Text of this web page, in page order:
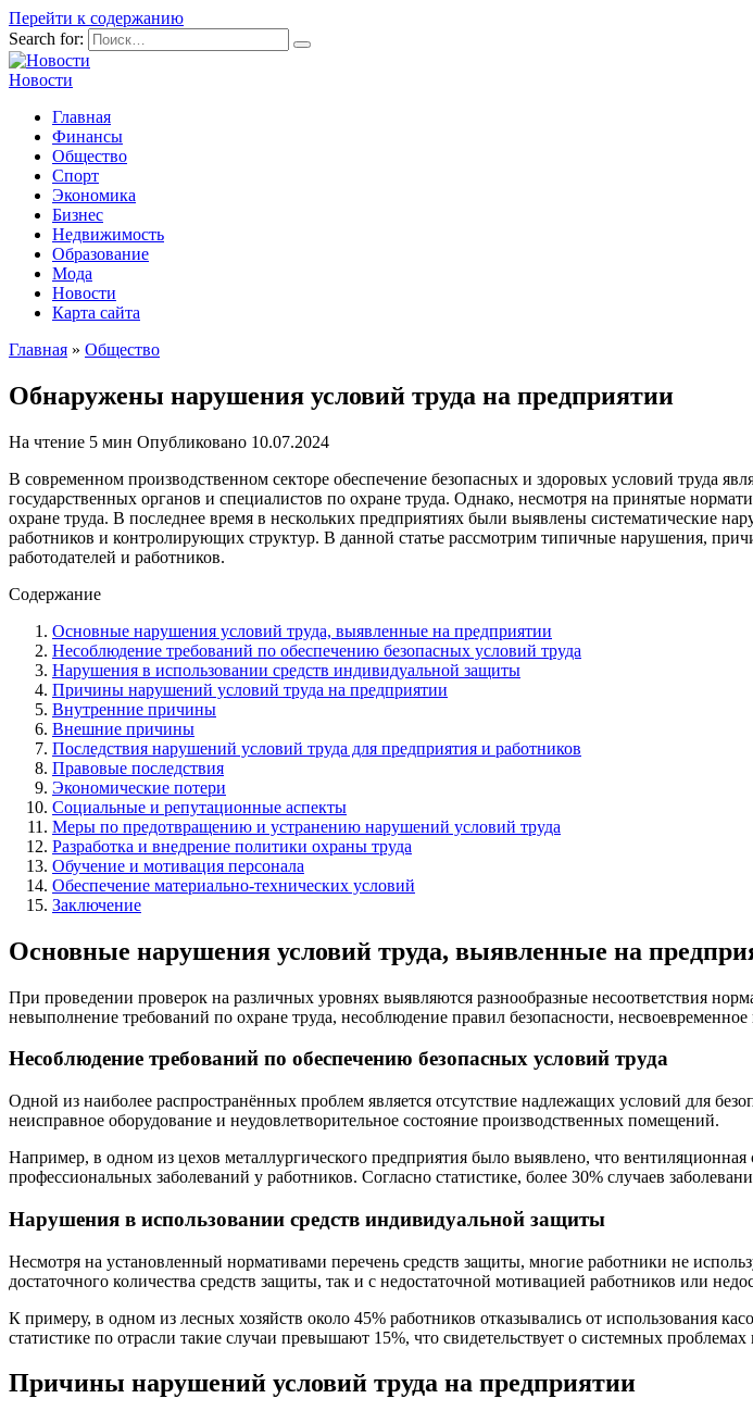
Перейти к содержанию
Search for:
Новости
Главная
Финансы
Общество
Спорт
Экономика
Бизнес
Недвижимость
Образование
Мода
Новости
Карта сайта
Главная » Общество
Обнаружены нарушения условий труда на предприятии
На чтение 5 мин Опубликовано 10.07.2024
В современном производственном секторе обеспечение безопасных и здоровых условий труда
государственных органов и специалистов по охране труда. Однако, несмотря на принятые
охране труда. В последнее время в нескольких предприятиях были выявлены систематические
работников и контролирующих структур. В данной статье рассмотрим типичные нарушения,
работодателей и работников.
Содержание
Основные нарушения условий труда, выявленные на предприятии
Несоблюдение требований по обеспечению безопасных условий труда
Нарушения в использовании средств индивидуальной защиты
Причины нарушений условий труда на предприятии
Внутренние причины
Внешние причины
Последствия нарушений условий труда для предприятия и работников
Правовые последствия
Экономические потери
Социальные и репутационные аспекты
Меры по предотвращению и устранению нарушений условий труда
Разработка и внедрение политики охраны труда
Обучение и мотивация персонала
Обеспечение материально-технических условий
Заключение
Основные нарушения условий труда, выявленные на
При проведении проверок на различных уровнях выявляются разнообразные несоответствия
невыполнение требований по охране труда, несоблюдение правил безопасности,
Несоблюдение требований по обеспечению безопасных условий труда
Одной из наиболее распространённых проблем является отсутствие надлежащих условий для
неисправное оборудование и неудовлетворительное состояние производственных помещений.
Например, в одном из цехов металлургического предприятия было выявлено, что
профессиональных заболеваний у работников. Согласно статистике, более 30% случаев
Нарушения в использовании средств индивидуальной защиты
Несмотря на установленный нормативами перечень средств защиты, многие работники не
достаточного количества средств защиты, так и с недостаточной мотивацией работников или
К примеру, в одном из лесных хозяйств около 45% работников отказывались от использования
статистике по отрасли такие случаи превышают 15%, что свидетельствует о системных проблемах
Причины нарушений условий труда на предприятии